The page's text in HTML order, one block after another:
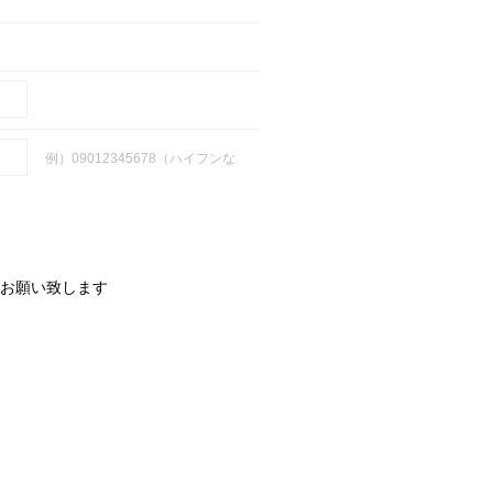
例）09012345678（ハイフンな
願い致します